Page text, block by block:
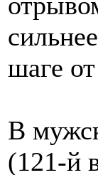
шаге
В
(121-й